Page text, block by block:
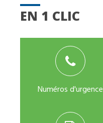
EN 1 CLIC
Numéros d'urgence